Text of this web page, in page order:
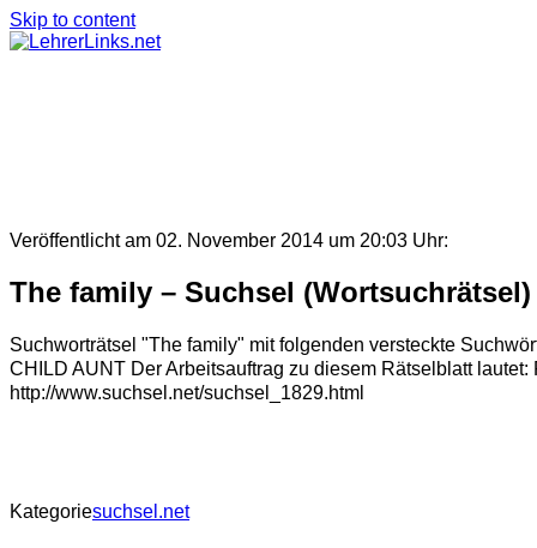
Skip to content
Veröffentlicht am 02. November 2014 um 20:03 Uhr:
The family – Suchsel (Wortsuchrätsel)
Suchworträtsel "The family" mit folgenden versteckte
CHILD AUNT Der Arbeitsauftrag zu diesem Rätselblatt
http://www.suchsel.net/suchsel_1829.html
Kategoriesuchsel.net